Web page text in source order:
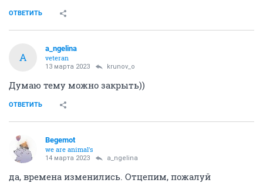
ОТВЕТИТЬ
A
a_ngelina
veteran
13 марта 2023 krunov_o
Думаю тему можно закрыть))
ОТВЕТИТЬ
Begemot
we are animal's
14 марта 2023 a_ngelina
да, времена изменились. Отцепим, пожалуй